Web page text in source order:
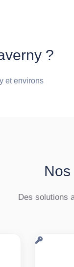
?
et environs
Des solutions